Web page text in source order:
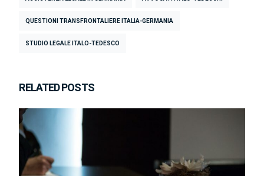
QUESTIONI TRANSFRONTALIERE ITALIA-GERMANIA
STUDIO LEGALE ITALO-TEDESCO
RELATED POSTS